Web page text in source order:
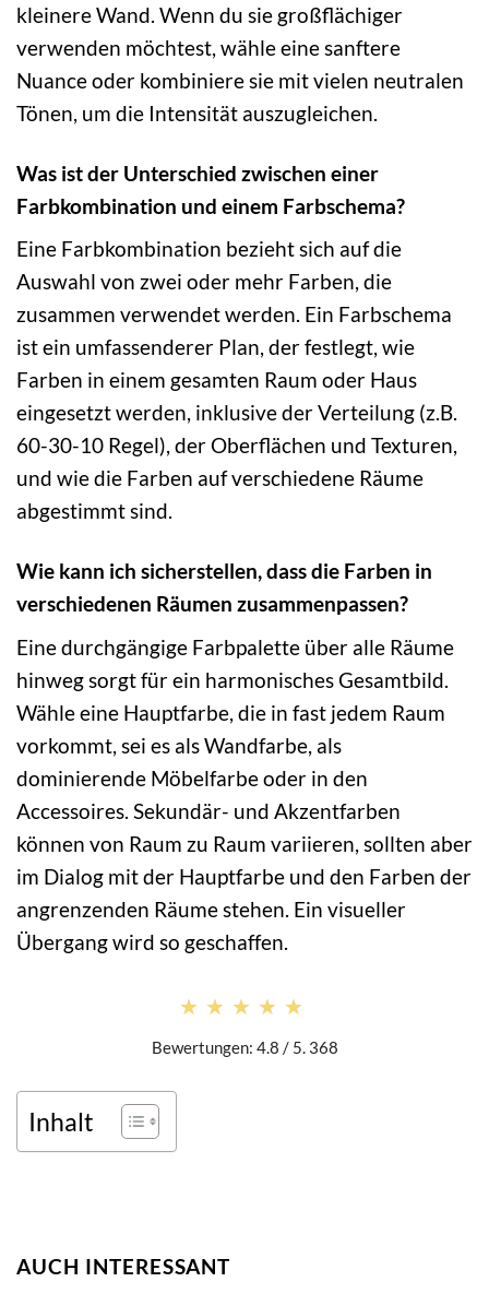
kleinere Wand. Wenn du sie großflächiger
verwenden möchtest, wähle eine sanftere
Nuance oder kombiniere sie mit vielen neutralen
Tönen, um die Intensität auszugleichen.
Was ist der Unterschied zwischen einer
Farbkombination und einem Farbschema?
Eine Farbkombination bezieht sich auf die
Auswahl von zwei oder mehr Farben, die
zusammen verwendet werden. Ein Farbschema
ist ein umfassenderer Plan, der festlegt, wie
Farben in einem gesamten Raum oder Haus
eingesetzt werden, inklusive der Verteilung (z.B.
60-30-10 Regel), der Oberflächen und Texturen,
und wie die Farben auf verschiedene Räume
abgestimmt sind.
Wie kann ich sicherstellen, dass die Farben in
verschiedenen Räumen zusammenpassen?
Eine durchgängige Farbpalette über alle Räume
hinweg sorgt für ein harmonisches Gesamtbild.
Wähle eine Hauptfarbe, die in fast jedem Raum
vorkommt, sei es als Wandfarbe, als
dominierende Möbelfarbe oder in den
Accessoires. Sekundär- und Akzentfarben
können von Raum zu Raum variieren, sollten aber
im Dialog mit der Hauptfarbe und den Farben der
angrenzenden Räume stehen. Ein visueller
Übergang wird so geschaffen.
★★★★★
★★★★★
Bewertungen: 4.8 / 5. 368
Inhalt
AUCH INTERESSANT